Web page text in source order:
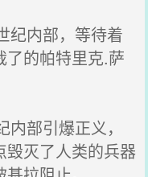
纪内部，等待着
了的帕特里克.萨
部引爆正义，
毁灭了人类的兵器